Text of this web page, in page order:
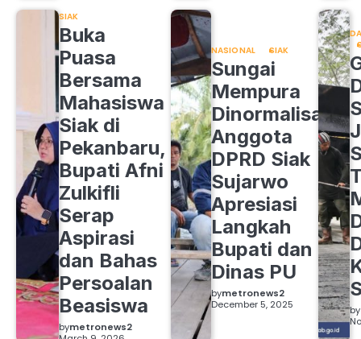
SIAK
Buka
Puasa
Bersama
Mahasiswa
Siak di
Pekanbaru,
Bupati Afni
Zulkifli
Serap
Aspirasi
dan Bahas
Persoalan
Beasiswa
bymetronews2
NASIONAL SIAK
Sungai
Mempura
Dinormalisasi,
Anggota
DPRD Siak
Sujarwo
Apresiasi
Langkah
Bupati dan
Dinas PU
bymetronews2
December 5, 2025
by